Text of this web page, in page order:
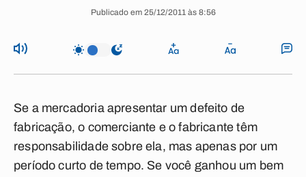
Publicado em 25/12/2011 às 8:56
Se a mercadoria apresentar um defeito de
fabricação, o comerciante e o fabricante têm
responsabilidade sobre ela, mas apenas por um
período curto de tempo. Se você ganhou um bem